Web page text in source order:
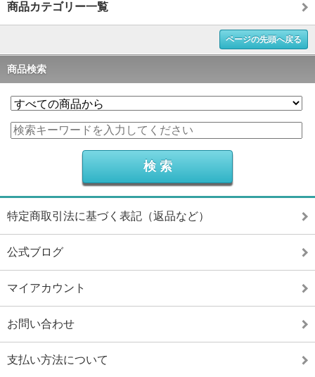
商品カテゴリー一覧
ページの先頭へ戻る
商品検索
特定商取引法に基づく表記（返品など）
公式ブログ
マイアカウント
お問い合わせ
支払い方法について